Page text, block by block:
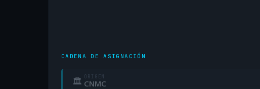
CADENA DE ASIGNACIÓN
🏛 ORIGEN
CNMC